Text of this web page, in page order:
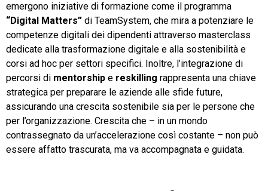
emergono iniziative di formazione come il programma
“Digital Matters” di TeamSystem, che mira a potenziare le
competenze digitali dei dipendenti attraverso masterclass
dedicate alla trasformazione digitale e alla sostenibilità e
corsi ad hoc per settori specifici. Inoltre, l’integrazione di
percorsi di mentorship e reskilling rappresenta una chiave
strategica per preparare le aziende alle sfide future,
assicurando una crescita sostenibile sia per le persone che
per l’organizzazione. Crescita che – in un mondo
contrassegnato da un’accelerazione così costante – non può
essere affatto trascurata, ma va accompagnata e guidata.